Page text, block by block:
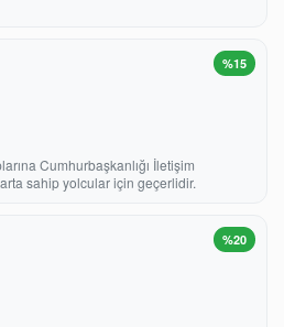
%15
Cumhurbaşkanlığı İletişim
sahip yolcular için geçerlidir.
%20